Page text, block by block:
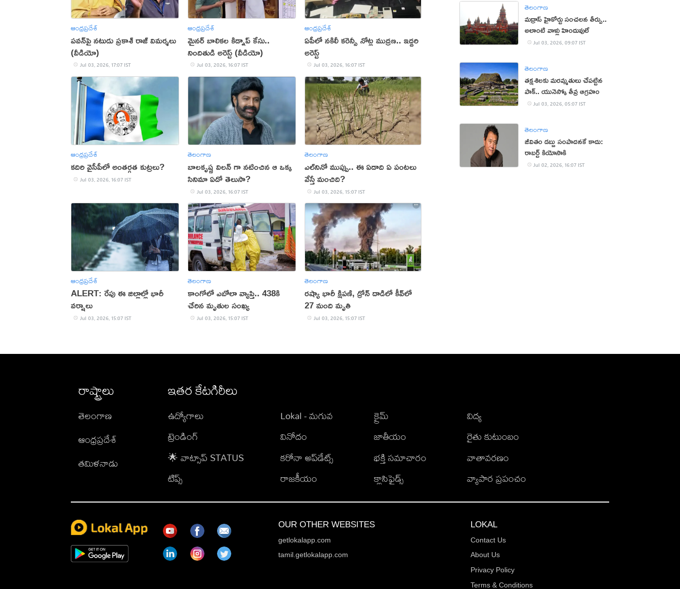
ఆంధ్రప్రదేశ్
పవన్‌పై నటుడు ప్రకాశ్ రాజ్ విమర్శలు
(వీడియో)
Jul 03, 2026, 17:07 IST
ఆంధ్రప్రదేశ్
మైనర్ బాలికల కిడ్నాప్ కేసు..
నిందితుడి అరెస్ట్ (వీడియో)
Jul 03, 2026, 16:07 IST
ఆంధ్రప్రదేశ్
ఏపీలో నకిలీ కరెన్సీ నోట్ల ముద్రణ.. ఇద్దరి
అరెస్ట్
Jul 03, 2026, 16:07 IST
ఆంధ్రప్రదేశ్
కదిరి వైసీపీలో అంతర్గత కుట్రలు?
Jul 03, 2026, 16:07 IST
తెలంగాణ
బాలకృష్ణ విలన్ గా నటించిన ఆ ఒక్క
సినిమా ఏదో తెలుసా?
Jul 03, 2026, 16:07 IST
తెలంగాణ
ఎల్‌నినో ముప్పు.. ఈ ఏడాది ఏ పంటలు
వేస్తే మంచిది?
Jul 03, 2026, 15:07 IST
ఆంధ్రప్రదేశ్
ALERT: రేపు ఈ జిల్లాల్లో భారీ
వర్షాలు
Jul 03, 2026, 15:07 IST
తెలంగాణ
కాంగోలో ఎబోలా వ్యాప్తి.. 438కి
చేరిన మృతుల సంఖ్య
Jul 03, 2026, 15:07 IST
తెలంగాణ
రష్యా భారీ క్షిపణి, డ్రోన్ దాడిలో కీవ్‌లో
27 మంది మృతి
Jul 03, 2026, 15:07 IST
తెలంగాణ
మద్రాస్ హైకోర్టు సంచలన తీర్పు..
అలాంటి వాళ్లు హిందువులే
Jul 03, 2026, 09:07 IST
తెలంగాణ
తక్షశిలకు మరమ్మతులు చేపట్టిన
పాక్.. యునెస్కో తీవ్ర ఆగ్రహం
Jul 03, 2026, 05:07 IST
తెలంగాణ
జీవితం డబ్బు సంపాదనకే కాదు:
రాబర్ట్ కియోసాకి
Jul 02, 2026, 16:07 IST
రాష్ట్రాలు
తెలంగాణ
ఆంధ్రప్రదేశ్
తమిళనాడు
ఇతర కేటగిరీలు
ఉద్యోగాలు
ట్రెండింగ్
🌟 వాట్సాప్ STATUS
టిప్స్
Lokal - మగువ
వినోదం
కరోనా అప్‌డేట్స్
రాజకీయం
క్రైమ్
జాతీయం
భక్తి సమాచారం
క్లాసిఫైడ్స్
విద్య
రైతు కుటుంబం
వాతావరణం
వ్యాపార ప్రపంచం
OUR OTHER WEBSITES
getlokalapp.com
tamil.getlokalapp.com
LOKAL
Contact Us
About Us
Privacy Policy
Terms & Conditions